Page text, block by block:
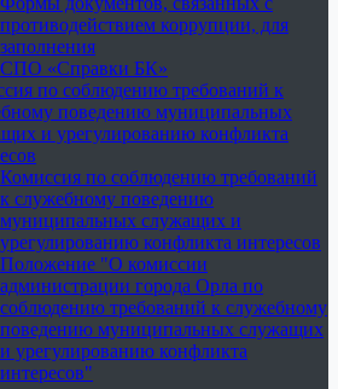
противодействием коррупции, для
заполнения
СПО «Справки БК»
по соблюдению требований к
поведению муниципальных
и урегулированию конфликта
Комиссия по соблюдению требований
к служебному поведению
муниципальных служащих и
урегулированию конфликта интересов
Положение "О комиссии
администрации города Орла по
соблюдению требований к служебному
поведению муниципальных служащих
и урегулированию конфликта
интересов"